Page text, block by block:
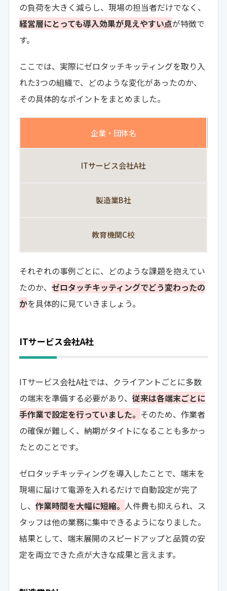
の負荷を大きく減らし、現場の担当者だけでなく、
経営層にとっても導入効果が見えやすい点が特徴で
す。
ここでは、実際にゼロタッチキッティングを取り入
れた3つの組織で、どのような変化があったのか、
その具体的なポイントをまとめました。
企業・団体名
ITサービス会社A社
製造業B社
教育機関C校
それぞれの事例ごとに、どのような課題を抱えてい
たのか、 ゼロタッチキッティングでどう変わったの
かを具体的に見ていきましょう。
ITサービス会社A社
ITサービス会社A社では、クライアントごとに多数
の端末を準備する必要があり、 従来は各端末ごとに
手作業で設定を行っていました。 そのため、作業者
の確保が難しく、納期がタイトになることも多かっ
たとのことです。
ゼロタッチキッティングを導入したことで、端末を
現場に届けて電源を入れるだけで自動設定が完了
し、 作業時間を大幅に短縮。 人件費も抑えられ、ス
タッフは他の業務に集中できるようになりました。
結果として、端末展開のスピードアップと品質の安
定を両立できた点が大きな成果と言えます。